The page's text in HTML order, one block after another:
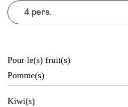
4 pers.
Pour le(s) fruit(s)
Pomme(s)
Kiwi(s)